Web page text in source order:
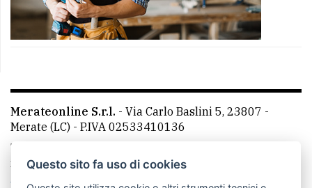
Merateonline S.r.l. - Via Carlo Baslini 5, 23807 -
Merate (LC) - P.IVA 02533410136
Telefono:
mail: redazione@merateonline.it
Questo sito fa uso di cookies